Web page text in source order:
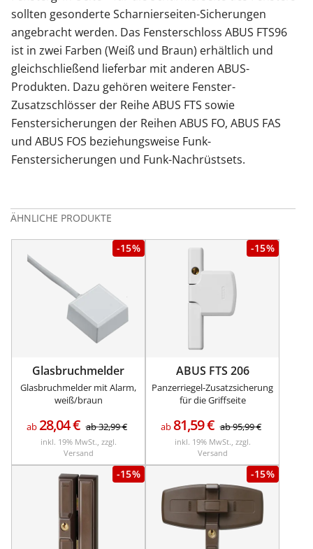
sollten gesonderte Scharnierseiten-Sicherungen
angebracht werden. Das Fensterschloss ABUS FTS96
ist in zwei Farben (Weiß und Braun) erhältlich und
gleichschließend lieferbar mit anderen ABUS-
Produkten. Dazu gehören weitere Fenster-
Zusatzschlösser der Reihe ABUS FTS sowie
Fenstersicherungen der Reihen ABUS FO, ABUS FAS
und ABUS FOS beziehungsweise Funk-
Fenstersicherungen und Funk-Nachrüstsets.
ÄHNLICHE PRODUKTE
-15%
Glasbruchmelder
Glasbruchmelder mit Alarm,
weiß/braun
ab28,04€ ab32,99€
inkl. 19% MwSt., zzgl.
Versand
-15%
ABUS FTS 206
Panzerriegel-Zusatzsicherung
für die Griffseite
ab81,59€ ab95,99€
inkl. 19% MwSt., zzgl.
Versand
-15% -15%